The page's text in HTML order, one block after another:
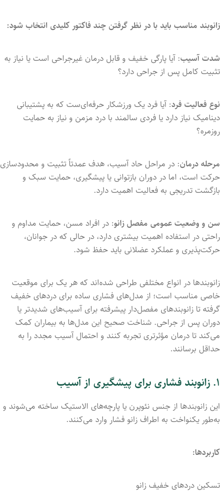
زانوبند مناسب باید بادر نظر گرفتن چندفاکتور کلیدی انتخاب شود:
شدتآسیب: آیا پارگی خفیف و قابل درمان غیرجراحی است یا نیاز به
تثبیت کامل پس از جراحی دارد؟
نوع فعالیت فرد: آیا فرد یک ورزشکار حرفه‌ای‌ست که بهپشتیبانی
دینامیک نیاز دارد یا فردی سالمند با درد مزمن و نیاز بهحمایت
روزمره؟
مرحلهدرمان: در مراحل حاد آسیب، هدف عمدتاًتثبیت و محدودسازی
حرکت است، اما در دوران بازتوانی یا پیشگیری، حمایت سبک و
بازگشت تدریجی بهفعالیت اهمیت دارد.
سن و وضعیت عمومی مفصلزانو: در افراد مسن، حمایت مداوم و
راحتی در استفاده اهمیت بیشتری دارد، در حالی کهدر جوانان،
حرکت‌پذیری و عملکرد عضلانی باید حفظ شود.
زانوبندها در انواع مختلفی طراحی شده‌اند کههر یک برای موقعیت
خاصی مناسب است؛ از مدل‌های فشاری ساده برای دردهای خفیف
گرفتهتا زانوبندهای مفصل‌دار پیشرفته برای آسیب‌های شدیدتر یا
دوران پس از جراحی. شناخت صحیح این مدل‌ها به بیماران کمک
می‌کند تا درمان مؤثرتری تجربه کنند و احتمال آسیب مجدد را به
حداقل برسانند.
۱. زانوبند فشاری برای پیشگیری از آسیب
این زانوبندها از جنس نئوپرن یا پارچه‌های الاستیک ساخته می‌شوند و
به‌طور یکنواخت به اطراف زانو فشار وارد می‌کنند.
کاربردها:
تسکین دردهای خفیف زانو